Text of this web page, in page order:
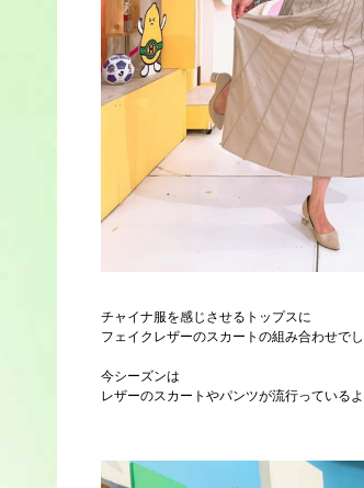
チャイナ服を感じさせるトップスに
フェイクレザーのスカートの組み合わせでし
今シーズンは
レザーのスカートやパンツが流行っているよ